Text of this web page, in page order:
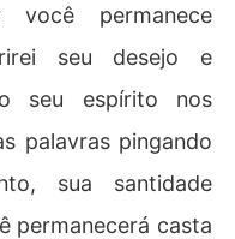
permanece
seu desejo e
seu espírito nos
palavras pingando
sua santidade
permanecerá casta